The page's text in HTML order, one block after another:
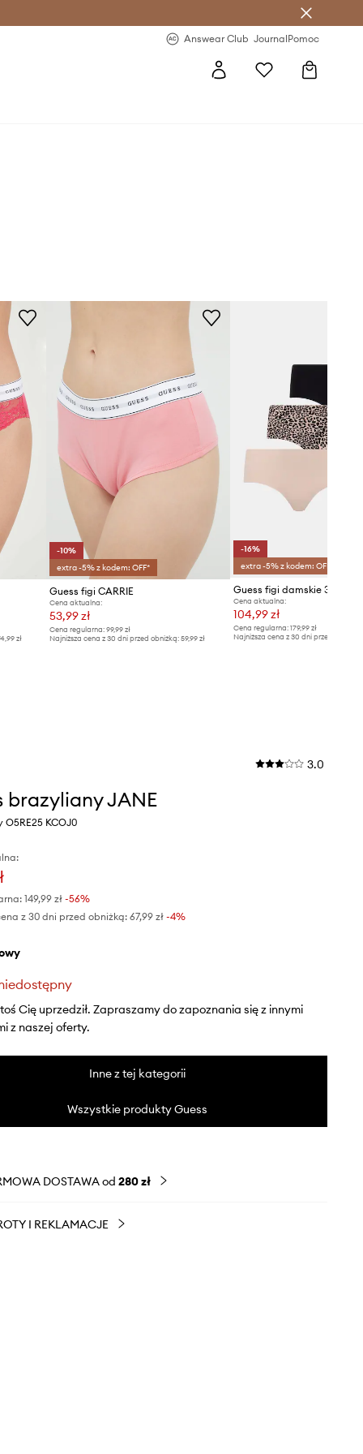
Answear Club JournalPomoc
zł
-10%
extra -5% z kodem: OFF*
Guess figi CARRIE
Cena aktualna:
53,99 zł
Cena regularna:99,99 zł
Najniższa cena z 30 dni przed obniżką:59,99 zł
-16%
extra -5% z kodem: OFF*
Guess figi damskie 3-pack
Cena aktualna:
104,99 zł
Cena regularna: 179,99 zł
Najniższa cena z 30 dni przed obniżką:
3.0
brazyliany JANE
O5RE25 KCOJ0
149,99 zł-56%
z 30 dni przed obniżką: 67,99 zł -4%
Cię uprzedził. Zapraszamy do zapoznania się z innymi
z naszej oferty.
Inne z tej kategorii
Wszystkie produkty Guess
DOSTAWA od 280 zł
I REKLAMACJE